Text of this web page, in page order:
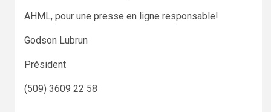
AHML, pour une presse en ligne responsable!
Godson Lubrun
Président
(509) 3609 22 58